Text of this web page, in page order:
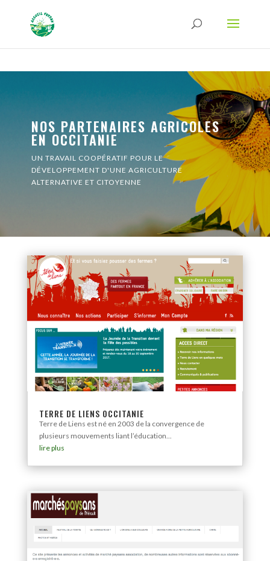
Type-Options Referrer-Policy Permissions-Policy
ga('require', 'GTM-TFCVLFN');
NOS PARTENAIRES AGRICOLES
EN OCCITANIE
UN TRAVAIL COOPÉRATIF POUR LE
DÉVELOPPEMENT D'UNE AGRICULTURE
ALTERNATIVE ET CITOYENNE
TERRE DE LIENS OCCITANIE
Terre de Liens est né en 2003 de la convergence de
plusieurs mouvements liant l’éducation...
lire plus